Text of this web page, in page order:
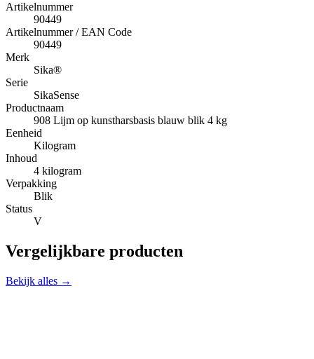
Artikelnummer
90449
Artikelnummer / EAN Code
90449
Merk
Sika®
Serie
SikaSense
Productnaam
908 Lijm op kunstharsbasis blauw blik 4 kg
Eenheid
Kilogram
Inhoud
4 kilogram
Verpakking
Blik
Status
V
Vergelijkbare producten
Bekijk alles →